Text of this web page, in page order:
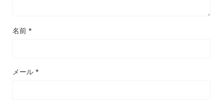
名前 *
メール *